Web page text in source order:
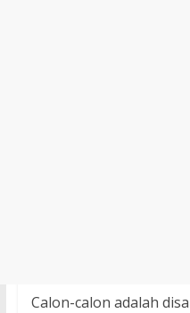
Calon-calon adalah